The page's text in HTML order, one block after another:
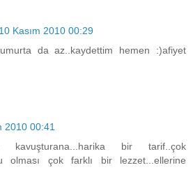
10 Kasım 2010 00:29
da az..kaydettim hemen :)afiyet
2010 00:41
kavuşturana...harika bir tarif..çok
olması çok farklı bir lezzet...ellerine